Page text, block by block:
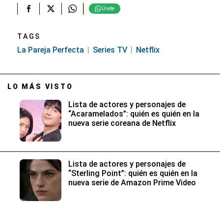
Únete
TAGS
La Pareja Perfecta Series TV Netflix
LO MÁS VISTO
Lista de actores y personajes de
“Acaramelados”: quién es quién en la
nueva serie coreana de Netflix
Lista de actores y personajes de
“Sterling Point”: quién es quién en la
nueva serie de Amazon Prime Video